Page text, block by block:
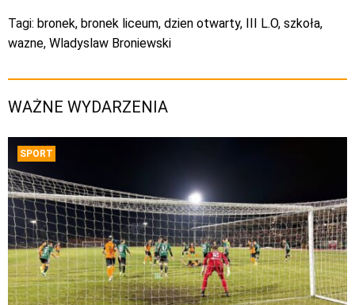
Tagi: bronek, bronek liceum, dzien otwarty, III L.O, szkoła,
wazne, Wladyslaw Broniewski
WAŻNE WYDARZENIA
SPORT